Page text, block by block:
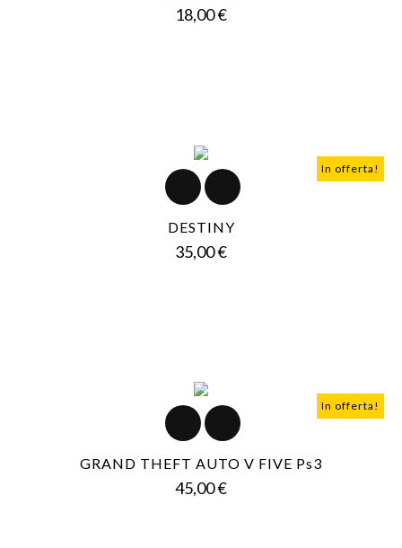
18,00 €Prezzo
In offerta!
DESTINY
35,00 €Prezzo
In offerta!
GRAND THEFT AUTO V FIVE Ps3
45,00 €Prezzo